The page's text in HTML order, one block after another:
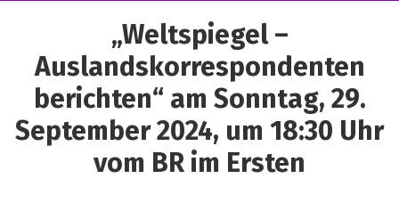
„Weltspiegel –
Auslandskorrespondenten
berichten“ am Sonntag, 29.
September 2024, um 18:30 Uhr
vom BR im Ersten